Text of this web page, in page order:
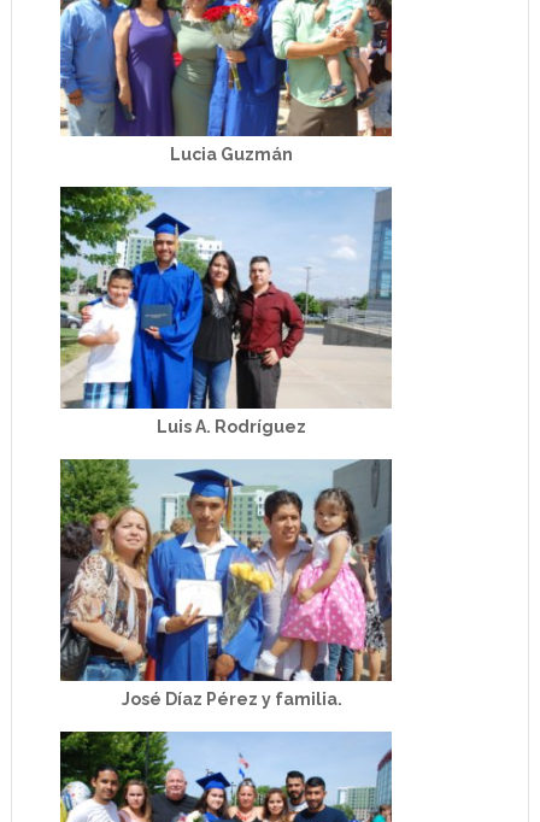
Lucia Guzmán
Luis A. Rodríguez
José Díaz Pérez y familia.